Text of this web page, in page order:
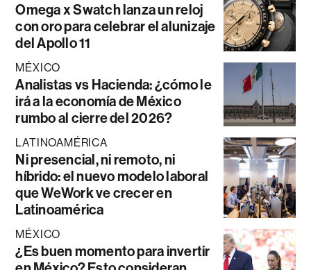
Omega x Swatch lanza un reloj
con oro para celebrar el alunizaje
del Apollo 11
MÉXICO
Analistas vs Hacienda: ¿cómo le
irá a la economía de México
rumbo al cierre del 2026?
LATINOAMÉRICA
Ni presencial, ni remoto, ni
híbrido: el nuevo modelo laboral
que WeWork ve crecer en
Latinoamérica
MÉXICO
¿Es buen momento para invertir